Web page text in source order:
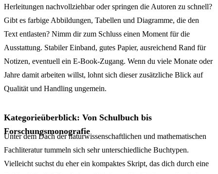
Herleitungen nachvollziehbar oder springen die Autoren zu schnell?
Gibt es farbige Abbildungen, Tabellen und Diagramme, die den
Text entlasten? Nimm dir zum Schluss einen Moment für die
Ausstattung. Stabiler Einband, gutes Papier, ausreichend Rand für
Notizen, eventuell ein E-Book-Zugang. Wenn du viele Monate oder
Jahre damit arbeiten willst, lohnt sich dieser zusätzliche Blick auf
Qualität und Handling ungemein.
Kategorieüberblick: Von Schulbuch bis
Forschungsmonografie
Unter dem Dach der naturwissenschaftlichen und mathematischen
Fachliteratur tummeln sich sehr unterschiedliche Buchtypen.
Vielleicht suchst du eher ein kompaktes Skript, das dich durch eine